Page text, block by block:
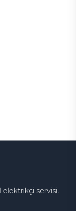
servisi.